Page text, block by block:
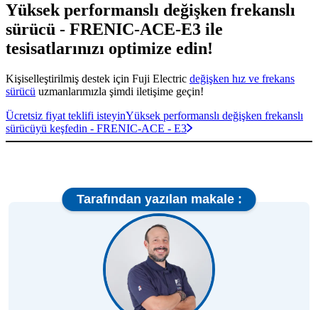
Yüksek performanslı değişken frekanslı
sürücü - FRENIC-ACE-E3 ile
tesisatlarınızı optimize edin!
Kişiselleştirilmiş destek için Fuji Electric değişken hız ve frekans
sürücü uzmanlarımızla şimdi iletişime geçin!
Ücretsiz fiyat teklifi isteyinYüksek performanslı değişken frekanslı
sürücüyü keşfedin - FRENIC-ACE - E3
Tarafından yazılan makale :